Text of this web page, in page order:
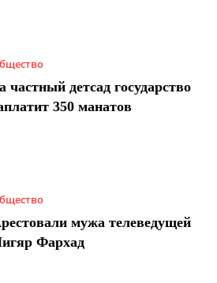
частный детсад государство
350 манатов
мужа телеведущей
Фархад